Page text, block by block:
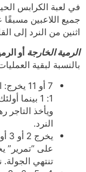
في لعبة الكرابس
جميع اللاعبين
اثنين من النرد إلى
الرمية الخارجة أو
بالنسبة لبقية
7 أو
1: 1 بينما
ويأخذ التاجر
النرد.
تنتهي